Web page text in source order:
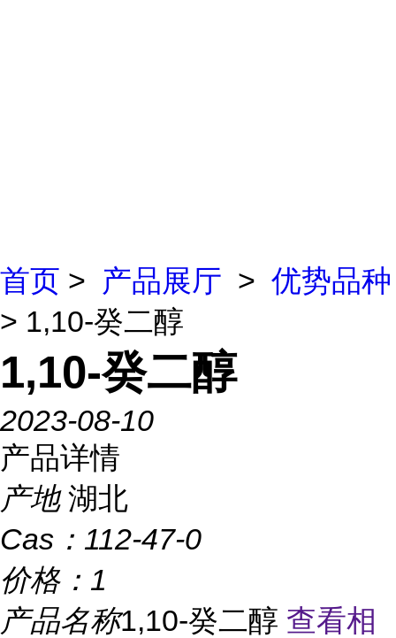
首页 > 产品展厅 > 优势品种
> 1,10-癸二醇
1,10-癸二醇
2023-08-10
产品详情
产地 湖北
Cas： 112-47-0
价格： 1
产品名称1,10-癸二醇 查看相